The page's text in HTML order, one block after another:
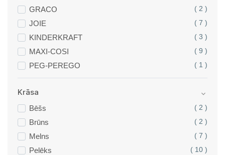
GRACO ( 2 )
JOIE ( 7 )
KINDERKRAFT ( 3 )
MAXI-COSI ( 9 )
PEG-PEREGO ( 1 )
Krāsa
Bēšs ( 2 )
Brūns ( 2 )
Melns ( 7 )
Pelēks ( 10 )